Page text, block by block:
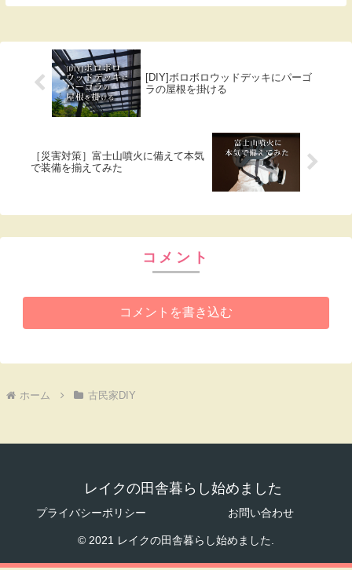
合わせて、細かくカットして、フロアマッ
[DIY]ボロボロウッドデッキにパーゴ
ラの屋根を掛ける
［災害対策］富士山噴火に備えて本気
で装備を揃えてみた
コメント
コメントを書き込む
ホーム 古民家DIY
レイクの田舎暮らし始めました
プライバシーポリシー お問い合わせ
© 2021 レイクの田舎暮らし始めました.